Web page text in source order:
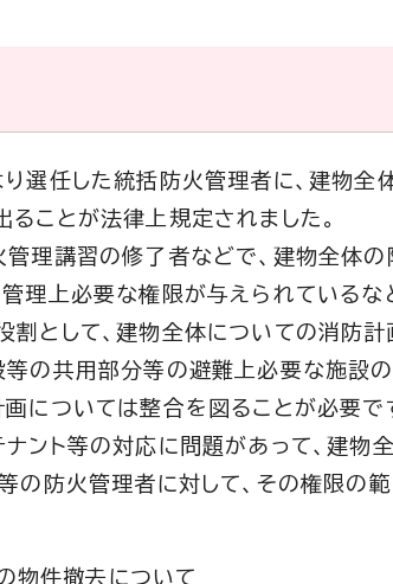
選任した統括防火管理者に、建物
ことが法律上規定されました。
管理講習の修了者などで、建物全体
理上必要な権限が与えられているな
として、建物全体についての消防
の共用部分等の避難上必要な施設
については整合を図ることが必要で
ント等の対応に問題があって、建
の防火管理者に対して、その権限の
物件撤去について